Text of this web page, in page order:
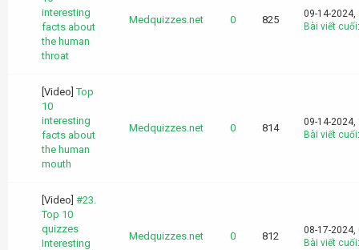
interesting
facts about
the human
throat
Medquizzes.net 0 825
09-14-2024,
Bài viết cuối
[Video]Top
10
interesting
facts about
the human
mouth
Medquizzes.net 0 814
09-14-2024,
Bài viết cuối
[Video] #23.
Top 10
quizzes
Interesting
Medquizzes.net 0 812
08-17-2024,
Bài viết cuối